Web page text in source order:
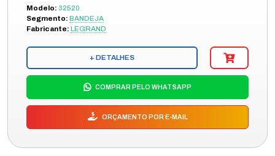
Modelo: 32520
Segmento: BANDEJA
Fabricante: LEGRAND
+ DETALHES
COMPRAR PELO WHATSAPP
ORÇAMENTO POR E-MAIL